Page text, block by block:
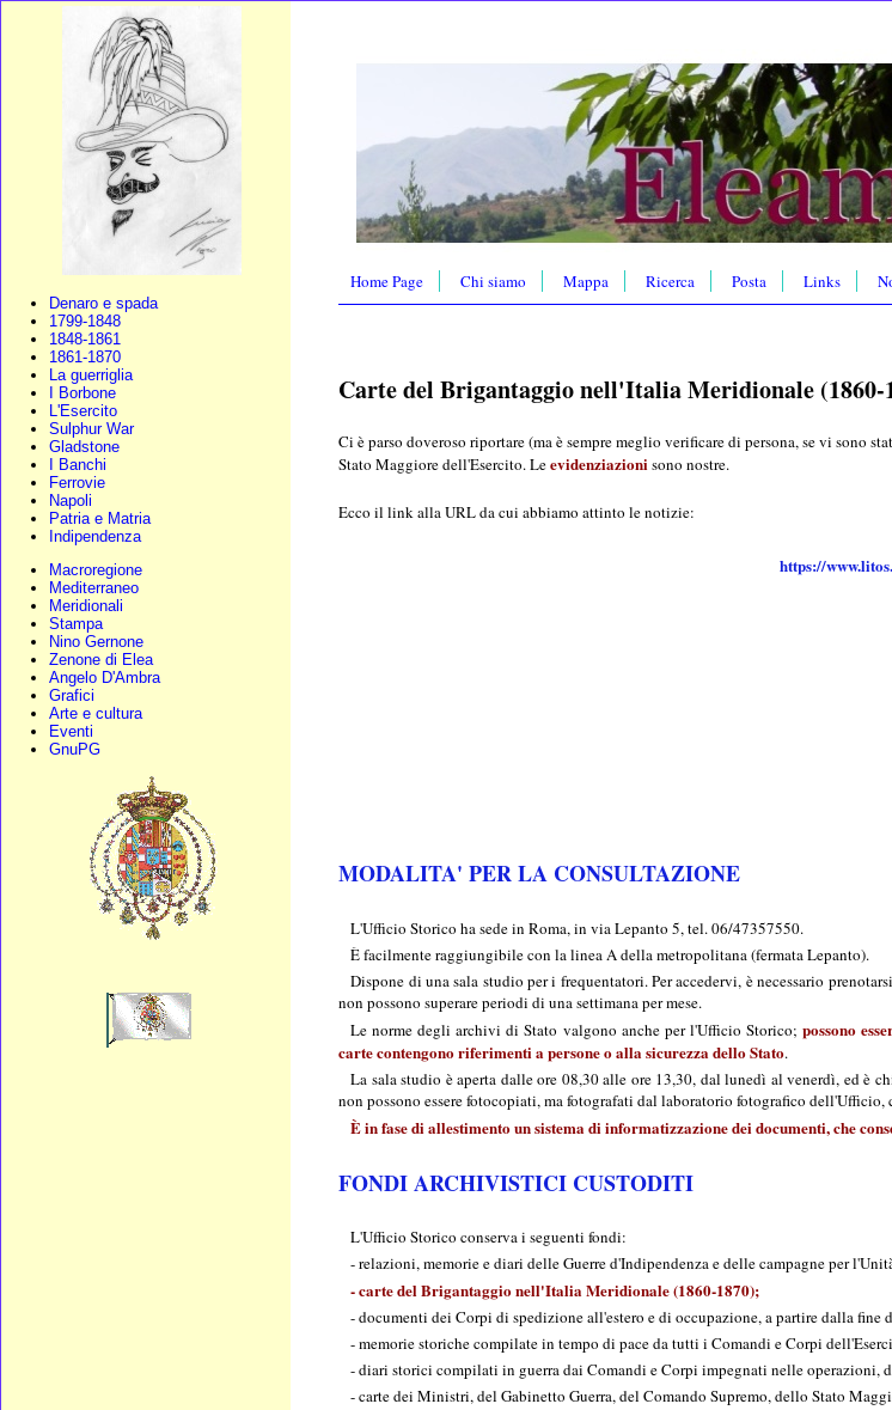
Denaro e spada
1799-1848
1848-1861
1861-1870
La guerriglia
I Borbone
L'Esercito
Sulphur War
Gladstone
I Banchi
Ferrovie
Napoli
Patria e Matria
Indipendenza
Macroregione
Mediterraneo
Meridionali
Stampa
Nino Gernone
Zenone di Elea
Angelo D'Ambra
Grafici
Arte e cultura
Eventi
GnuPG
Home Page Chi siamo Mappa Ricerca Posta Links
Carte del Brigantaggio nell'Italia Meridionale (1860-
Ci è parso doveroso riportare (ma è sempre meglio verificare di persona, se vi
Stato Maggiore dell'Esercito. Leevidenziazioni sono nostre.
Ecco il link alla URL da cui abbiamo attinto le notizie:
https://
MODALITA' PER LA CONSULTAZIONE
L'Ufficio Storico ha sede in Roma, in via Lepanto 5, tel. 06/47357550.
È facilmente raggiungibile con la linea A della metropolitana (fermata Lepanto).
Dispone di una sala studio per i frequentatori. Per accedervi, è necessario
non possono superare periodi di una settimana per mese.
Le norme degli archivi di Stato valgono anche per l'Ufficio Storico; possono
carte contengono riferimenti a persone o alla sicurezza dello Stato.
La sala studio è aperta dalle ore 08,30 alle ore 13,30, dal lunedì al venerdì, ed è
non possono essere fotocopiati, ma fotografati dal laboratorio fotografico
È in fase di allestimento un sistema di informatizzazione dei documenti, che
FONDI ARCHIVISTICI CUSTODITI
L'Ufficio Storico conserva i seguenti fondi:
- relazioni, memorie e diari delle Guerre d'Indipendenza e delle campagne per
- carte del Brigantaggio nell'Italia Meridionale (1860-1870);
- documenti dei Corpi di spedizione all'estero e di occupazione, a partire dalla fine
- memorie storiche compilate in tempo di pace da tutti i Comandi e Corpi
- diari storici compilati in guerra dai Comandi e Corpi impegnati nelle
- carte dei Ministri, del Gabinetto Guerra, del Comando Supremo, dello Stato